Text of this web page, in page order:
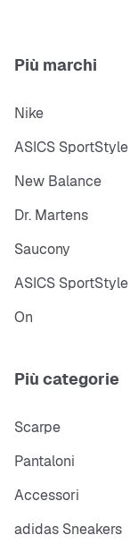
Più marchi
Nike
ASICS SportStyle
New Balance
Dr. Martens
Saucony
ASICS SportStyle
On
Più categorie
Scarpe
Pantaloni
Accessori
adidas Sneakers